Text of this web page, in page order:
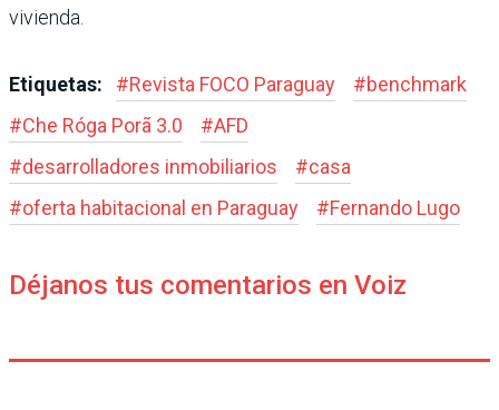
vivienda.
Etiquetas: #Revista FOCO Paraguay #benchmark
#Che Róga Porã 3.0 #AFD
#desarrolladores inmobiliarios #casa
#oferta habitacional en Paraguay #Fernando Lugo
Déjanos tus comentarios en Voiz